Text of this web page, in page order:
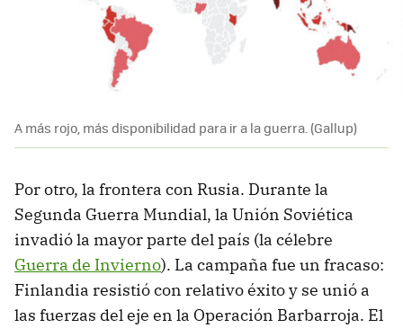
A más rojo, más disponibilidad para ir a la guerra. (Gallup)
Por otro, la frontera con Rusia. Durante la
Segunda Guerra Mundial, la Unión Soviética
invadió la mayor parte del país (la célebre
Guerra de Invierno). La campaña fue un fracaso:
Finlandia resistió con relativo éxito y se unió a
las fuerzas del eje en la Operación Barbarroja. El